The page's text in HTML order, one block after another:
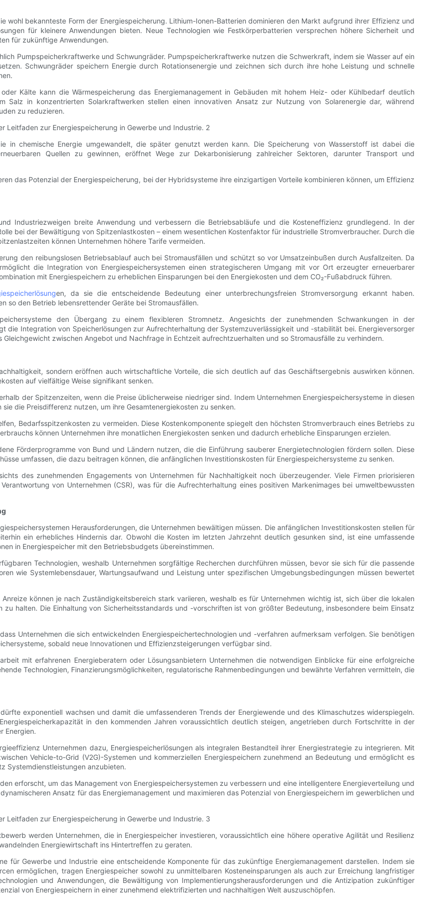
wohl bekannteste Form der Energiespeicherung. Lithium-Ionen-Batterien dominieren den Markt aufgrund ihrer Effizienz und
für kleinere Anwendungen bieten. Neue Technologien wie Festkörperbatterien versprechen höhere Sicherheit und
für zukünftige Anwendungen.
Pumpspeicherkraftwerke und Schwungräder. Pumpspeicherkraftwerke nutzen die Schwerkraft, indem sie Wasser auf ein
Schwungräder speichern Energie durch Rotationsenergie und zeichnen sich durch ihre hohe Leistung und schnelle
Kälte kann die Wärmespeicherung das Energiemanagement in Gebäuden mit hohem Heiz- oder Kühlbedarf deutlich
Salz in konzentrierten Solarkraftwerken stellen einen innovativen Ansatz zur Nutzung von Solarenergie dar, während
zu reduzieren.
in chemische Energie umgewandelt, die später genutzt werden kann. Die Speicherung von Wasserstoff ist dabei die
Quellen zu gewinnen, eröffnet Wege zur Dekarbonisierung zahlreicher Sektoren, darunter Transport und
das Potenzial der Energiespeicherung, bei der Hybridsysteme ihre einzigartigen Vorteile kombinieren können, um Effizienz
Industriezweigen breite Anwendung und verbessern die Betriebsabläufe und die Kosteneffizienz grundlegend. In der
bei der Bewältigung von Spitzenlastkosten – einem wesentlichen Kostenfaktor für industrielle Stromverbraucher. Durch die
können Unternehmen höhere Tarife vermeiden.
den reibungslosen Betriebsablauf auch bei Stromausfällen und schützt so vor Umsatzeinbußen durch Ausfallzeiten. Da
die Integration von Energiespeichersystemen einen strategischeren Umgang mit vor Ort erzeugter erneuerbarer
mit Energiespeichern zu erheblichen Einsparungen bei den Energiekosten und dem CO₂-Fußabdruck führen.
en, da sie die entscheidende Bedeutung einer unterbrechungsfreien Stromversorgung erkannt haben.
so den Betrieb lebensrettender Geräte bei Stromausfällen.
den Übergang zu einem flexibleren Stromnetz. Angesichts der zunehmenden Schwankungen in der
die Integration von Speicherlösungen zur Aufrechterhaltung der Systemzuverlässigkeit und -stabilität bei. Energieversorger
zwischen Angebot und Nachfrage in Echtzeit aufrechtzuerhalten und so Stromausfälle zu verhindern.
sondern eröffnen auch wirtschaftliche Vorteile, die sich deutlich auf das Geschäftsergebnis auswirken können.
auf vielfältige Weise signifikant senken.
der Spitzenzeiten, wenn die Preise üblicherweise niedriger sind. Indem Unternehmen Energiespeichersysteme in diesen
die Preisdifferenz nutzen, um ihre Gesamtenergiekosten zu senken.
Bedarfsspitzenkosten zu vermeiden. Diese Kostenkomponente spiegelt den höchsten Stromverbrauch eines Betriebs zu
können Unternehmen ihre monatlichen Energiekosten senken und dadurch erhebliche Einsparungen erzielen.
Förderprogramme von Bund und Ländern nutzen, die die Einführung sauberer Energietechnologien fördern sollen. Diese
umfassen, die dazu beitragen können, die anfänglichen Investitionskosten für Energiespeichersysteme zu senken.
des zunehmenden Engagements von Unternehmen für Nachhaltigkeit noch überzeugender. Viele Firmen priorisieren
von Unternehmen (CSR), was für die Aufrechterhaltung eines positiven Markenimages bei umweltbewussten
Herausforderungen, die Unternehmen bewältigen müssen. Die anfänglichen Investitionskosten stellen für
ein erhebliches Hindernis dar. Obwohl die Kosten im letzten Jahrzehnt deutlich gesunken sind, ist eine umfassende
in Energiespeicher mit den Betriebsbudgets übereinstimmen.
Technologien, weshalb Unternehmen sorgfältige Recherchen durchführen müssen, bevor sie sich für die passende
wie Systemlebensdauer, Wartungsaufwand und Leistung unter spezifischen Umgebungsbedingungen müssen bewertet
können je nach Zuständigkeitsbereich stark variieren, weshalb es für Unternehmen wichtig ist, sich über die lokalen
zu halten. Die Einhaltung von Sicherheitsstandards und -vorschriften ist von größter Bedeutung, insbesondere beim Einsatz
Unternehmen die sich entwickelnden Energiespeichertechnologien und -verfahren aufmerksam verfolgen. Sie benötigen
sobald neue Innovationen und Effizienzsteigerungen verfügbar sind.
mit erfahrenen Energieberatern oder Lösungsanbietern Unternehmen die notwendigen Einblicke für eine erfolgreiche
Technologien, Finanzierungsmöglichkeiten, regulatorische Rahmenbedingungen und bewährte Verfahren vermitteln, die
exponentiell wachsen und damit die umfassenderen Trends der Energiewende und des Klimaschutzes widerspiegeln.
in den kommenden Jahren voraussichtlich deutlich steigen, angetrieben durch Fortschritte in der
Energien.
Unternehmen dazu, Energiespeicherlösungen als integralen Bestandteil ihrer Energiestrategie zu integrieren. Mit
Vehicle-to-Grid (V2G)-Systemen und kommerziellen Energiespeichern zunehmend an Bedeutung und ermöglicht es
Systemdienstleistungen anzubieten.
erforscht, um das Management von Energiespeichersystemen zu verbessern und eine intelligentere Energieverteilung und
Ansatz für das Energiemanagement und maximieren das Potenzial von Energiespeichern im gewerblichen und
werden Unternehmen, die in Energiespeicher investieren, voraussichtlich eine höhere operative Agilität und Resilienz
Energiewirtschaft ins Hintertreffen zu geraten.
für Gewerbe und Industrie eine entscheidende Komponente für das zukünftige Energiemanagement darstellen. Indem sie
ermöglichen, tragen Energiespeicher sowohl zu unmittelbaren Kosteneinsparungen als auch zur Erreichung langfristiger
und Anwendungen, die Bewältigung von Implementierungsherausforderungen und die Antizipation zukünftiger
von Energiespeichern in einer zunehmend elektrifizierten und nachhaltigen Welt auszuschöpfen.